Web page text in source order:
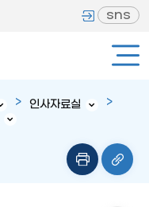
sns
인사자료실